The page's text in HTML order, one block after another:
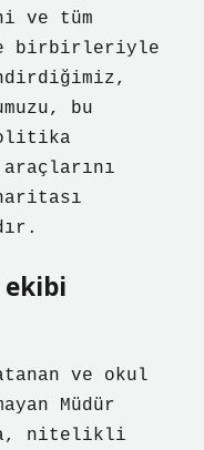
ve tüm
birbirleriyle
bu
ve okul
Müdür
nitelikli